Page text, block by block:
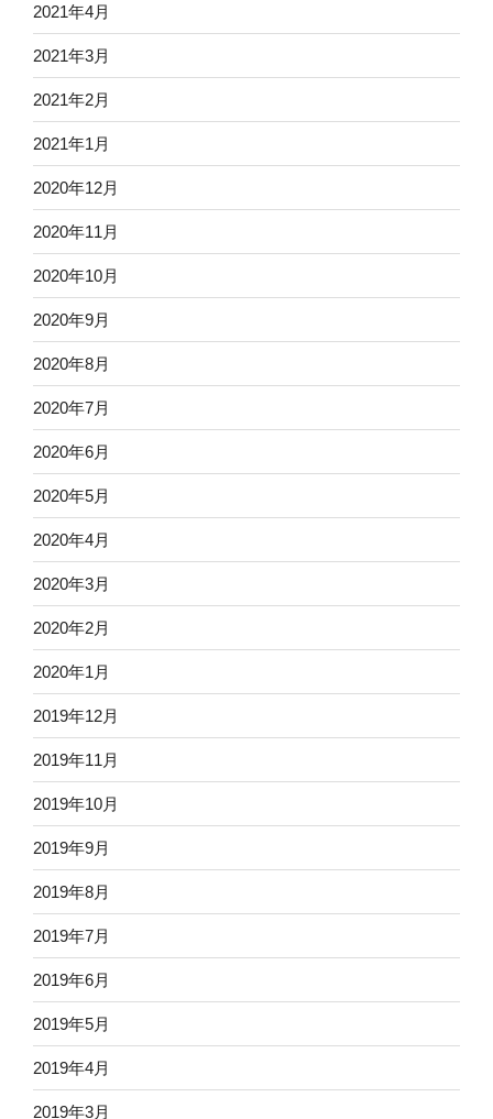
2021年4月
2021年3月
2021年2月
2021年1月
2020年12月
2020年11月
2020年10月
2020年9月
2020年8月
2020年7月
2020年6月
2020年5月
2020年4月
2020年3月
2020年2月
2020年1月
2019年12月
2019年11月
2019年10月
2019年9月
2019年8月
2019年7月
2019年6月
2019年5月
2019年4月
2019年3月